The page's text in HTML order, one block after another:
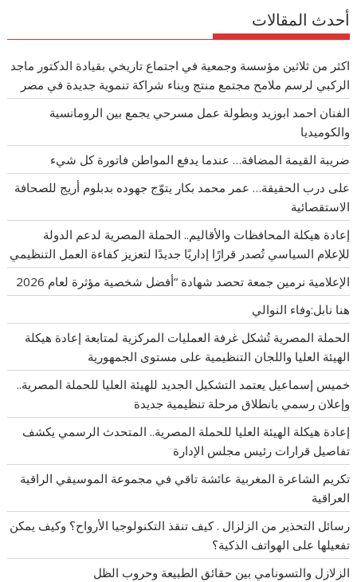
أحدث المقالات
اكثر من ثلاثين مؤسسة وجمعية في اجتماع تاريخي بقيادة الدكتور ماجد
الركبي لرسم ملامح مجتمع منتج وبناء شراكة تنموية جديدة في مصر
الفنان احمد ابوزيد وبطولة عمل مسرحي يجمع بين الرومانسية
والكوميديا
ضريبة القيمة المضافة… عندما يدفع المواطن فاتورة كل شيء
على درب الحقيقة… عمر محمد بكار يتوّج جهوده بدبلوم أريج للصحافة
الاستقصائية
إعادة هيكلة المحافظات والأقاليم.. الحملة المصرية لدعم الدولة
للإعلام السياسي تُصدر قرارًا إداريًا جديدًا لتعزيز كفاءة العمل التنظيمي
الإعلامية نرمين جمعة تحصد شهادة “أفضل شخصية مؤثرة لعام 2026
هنا نابل:وفاء النوالي
الحملة المصرية تُشكل غرفة العمليات المركزية لمتابعة إعادة هيكلة
الهيئة العليا واللجان التنظيمية على مستوى الجمهورية
خميس إسماعيل يعتمد التشكيل الجديد للهيئة العليا للحملة المصرية..
وإعلان رسمي بانطلاق مرحلة تنظيمية جديدة
إعادة هيكلة الهيئة العليا للحملة المصرية.. المتحدث الرسمي يكشف
تفاصيل قرارات رئيس مجلس الإدارة
تكريم الشاعرة المغربية عائشة تاقي في مجموعة الموسيقي الراقية
العراقية
رسائل التحذير من الزلزال . كيف تنقذ التكنولوجيا الأرواح؟ وكيف يمكن
تفعيلها على الهواتف الذكية؟
الزلازل والتسونامي بين حقائق الطبيعة وحروب الظل